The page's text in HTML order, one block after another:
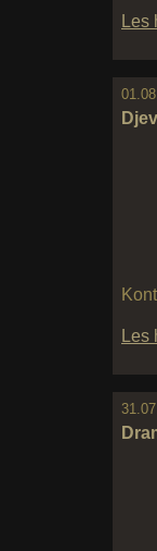
Les
Les